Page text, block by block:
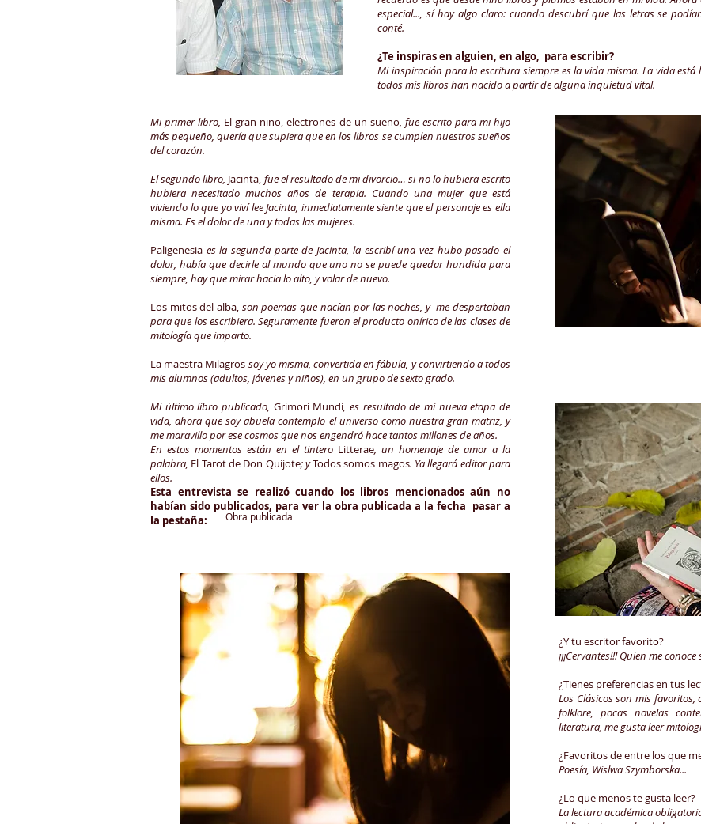
Mi primer libro, El gran niño, electrones de un sueño, fue escrito para mi hijo
más pequeño, quería que supiera que en los libros se cumplen nuestros sueños
del corazón.
El segundo libro, Jacinta, fue el resultado de mi divorcio… si no lo hubiera escrito
hubiera necesitado muchos años de terapia. Cuando una mujer que está
viviendo lo que yo viví lee Jacinta, inmediatamente siente que el personaje es ella
misma. Es el dolor de una y todas las mujeres.
Paligenesia es la segunda parte de Jacinta, la escribí una vez hubo pasado el
dolor, había que decirle al mundo que uno no se puede quedar hundida para
siempre, hay que mirar hacia lo alto, y volar de nuevo.
Los mitos del alba,son poemas que nacían por las noches, y me despertaban
para que los escribiera. Seguramente fueron el producto onírico de las clases de
mitología que imparto.
La maestra Milagros soy yo misma, convertida en fábula, y convirtiendo a todos
mis alumnos (adultos, jóvenes y niños), en un grupo de sexto grado.
Mi último libro publicado, Grimori Mundi, es resultado de mi nueva etapa de
vida, ahora que soy abuela contemplo el universo como nuestra gran matriz, y
me maravillo por ese cosmos que nos engendró hace tantos millones de años.
En estos momentos están en el tintero Litterae, un homenaje de amor a la
palabra, El Tarot de Don Quijote; yTodos somos magos. Ya llegará editor para
ellos.
Esta entrevista se realizó cuando los libros mencionados aún no
habían sido publicados, para ver la obra publicada a la fecha pasar a
la pestaña:
especial..., sí hay algo claro: cuando descubrí que las letras se
conté.
¿Te inspiras en alguien, en algo, para escribir?
Mi inspiración para la escritura siempre es la vida misma. La vida está
todos mis libros han nacido a partir de alguna inquietud vital.
¿Y tu escritor favorito?
¡¡¡Cervantes!!! Quien me
¿Tienes preferencias en tus
Los Clásicos son mis
folklore, pocas novelas
literatura, me gusta leer
¿Favoritos de entre los que
Poesía, Wislwa Szymborska...
¿Lo que menos te gusta leer?
La lectura académica
Obra publicada